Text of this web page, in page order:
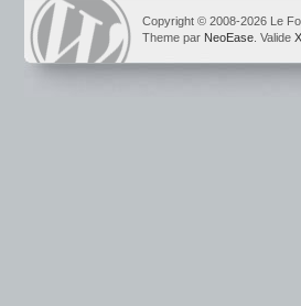
Copyright © 2008-2026 Le
Theme par NeoEase . Valide